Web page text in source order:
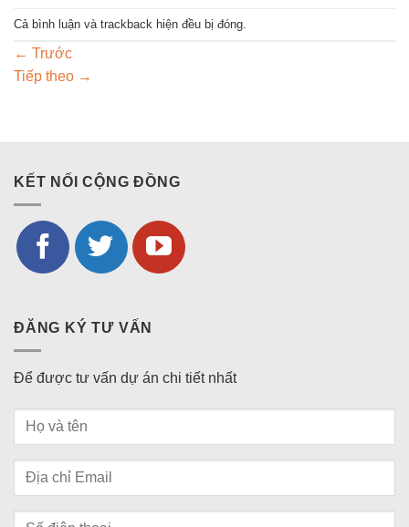
Cả bình luận và trackback hiện đều bị đóng.
← Trước
Tiếp theo →
KẾT NỐI CỘNG ĐỒNG
ĐĂNG KÝ TƯ VẤN
Để được tư vấn dự án chi tiết nhất